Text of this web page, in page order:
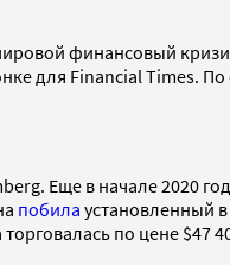
финансовый
для Financial Times.
Еще в начале 2020
побила установленный
по цене $47